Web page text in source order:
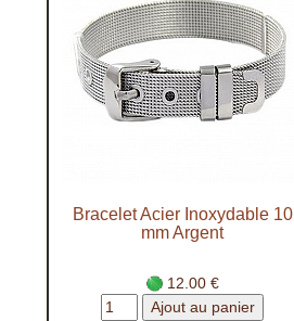
Bracelet Acier Inoxydable 10
mm Argent
12.00 €